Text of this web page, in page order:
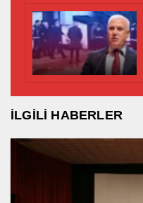
İLGİLİ HABERLER